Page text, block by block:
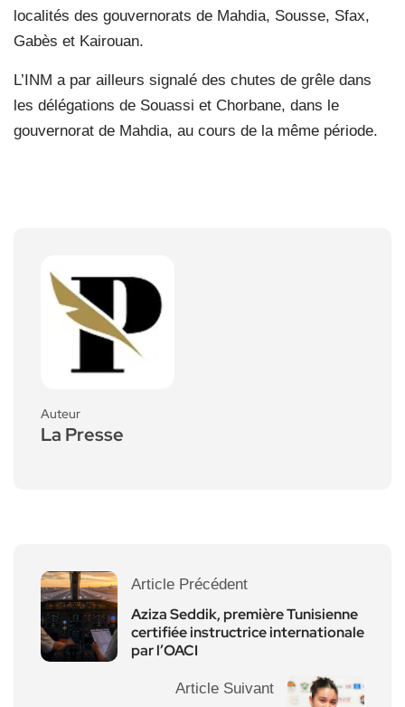
localités des gouvernorats de Mahdia, Sousse, Sfax,
Gabès et Kairouan.
L’INM a par ailleurs signalé des chutes de grêle dans
les délégations de Souassi et Chorbane, dans le
gouvernorat de Mahdia, au cours de la même période.
Auteur
La Presse
Article Précédent
Aziza Seddik, première Tunisienne
certifiée instructrice internationale
par l’OACI
Article Suivant